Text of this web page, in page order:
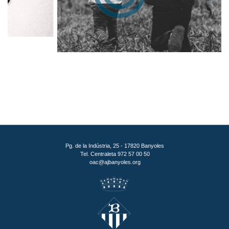
Pg. de la Indústria, 25 - 17820 Banyoles
Tel. Centraleta 972 57 00 50
oac@ajbanyoles.org